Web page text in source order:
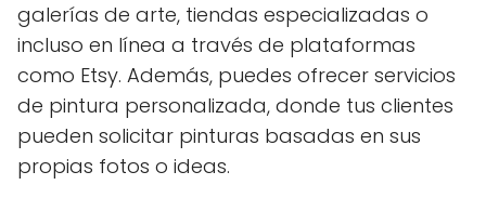
galerías de arte, tiendas especializadas o
incluso en línea a través de plataformas
como Etsy. Además, puedes ofrecer servicios
de pintura personalizada, donde tus clientes
pueden solicitar pinturas basadas en sus
propias fotos o ideas.